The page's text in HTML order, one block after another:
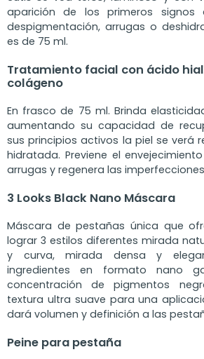
aparición de los primeros
despigmentación, arrugas o
es de 75 ml.
Tratamiento facial con ácido
colágeno
En frasco de 75 ml. Brinda
aumentando su capacidad de
sus principios activos la piel se verá
hidratada. Previene el
arrugas y regenera las
3 Looks Black Nano Máscara
Máscara de pestañas única que
lograr 3 estilos diferentes mirada
y curva, mirada densa y
ingredientes en formato nano
concentración de pigmentos
textura ultra suave para una
dará volumen y definición a las
Peine para pestaña